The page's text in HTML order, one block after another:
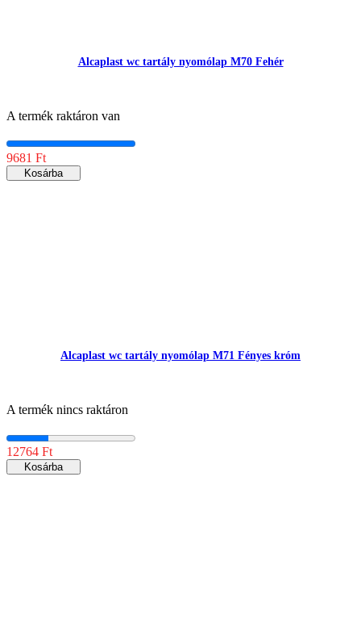
Alcaplast wc tartály nyomólap M70 Fehér
A termék raktáron van
9681 Ft
Kosárba
Alcaplast wc tartály nyomólap M71 Fényes króm
A termék nincs raktáron
12764 Ft
Kosárba